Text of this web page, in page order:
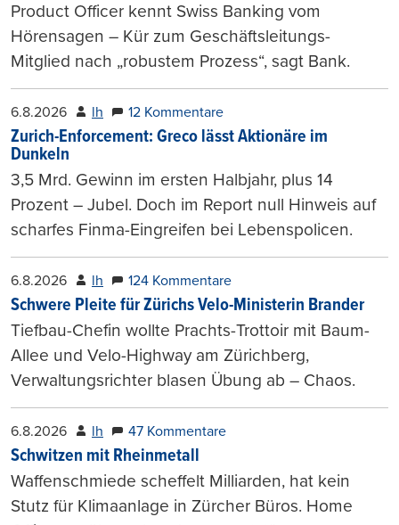
Product Officer kennt Swiss Banking vom
Hörensagen – Kür zum Geschäftsleitungs-
Mitglied nach „robustem Prozess“, sagt Bank.
6.8.2026 lh 12 Kommentare
Zurich-Enforcement: Greco lässt Aktionäre im
Dunkeln
3,5 Mrd. Gewinn im ersten Halbjahr, plus 14
Prozent – Jubel. Doch im Report null Hinweis auf
scharfes Finma-Eingreifen bei Lebenspolicen.
6.8.2026 lh 124 Kommentare
Schwere Pleite für Zürichs Velo-Ministerin Brander
Tiefbau-Chefin wollte Prachts-Trottoir mit Baum-
Allee und Velo-Highway am Zürichberg,
Verwaltungsrichter blasen Übung ab – Chaos.
6.8.2026 lh 47 Kommentare
Schwitzen mit Rheinmetall
Waffenschmiede scheffelt Milliarden, hat kein
Stutz für Klimaanlage in Zürcher Büros. Home